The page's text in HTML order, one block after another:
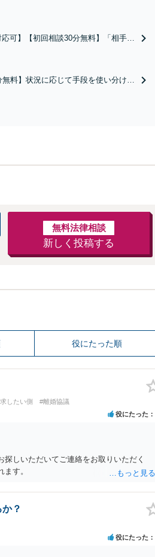
応可】【初回相談30分無料】「相手方
額交渉も対応可」【完全個室対応】
無料】状況に応じて手段を使い分け、
無料法律相談
新しく投稿する
役にたった順
したい側 #離婚協議
役にたった
しいただいてご連絡をお取りいただく
す。
？
役にたった